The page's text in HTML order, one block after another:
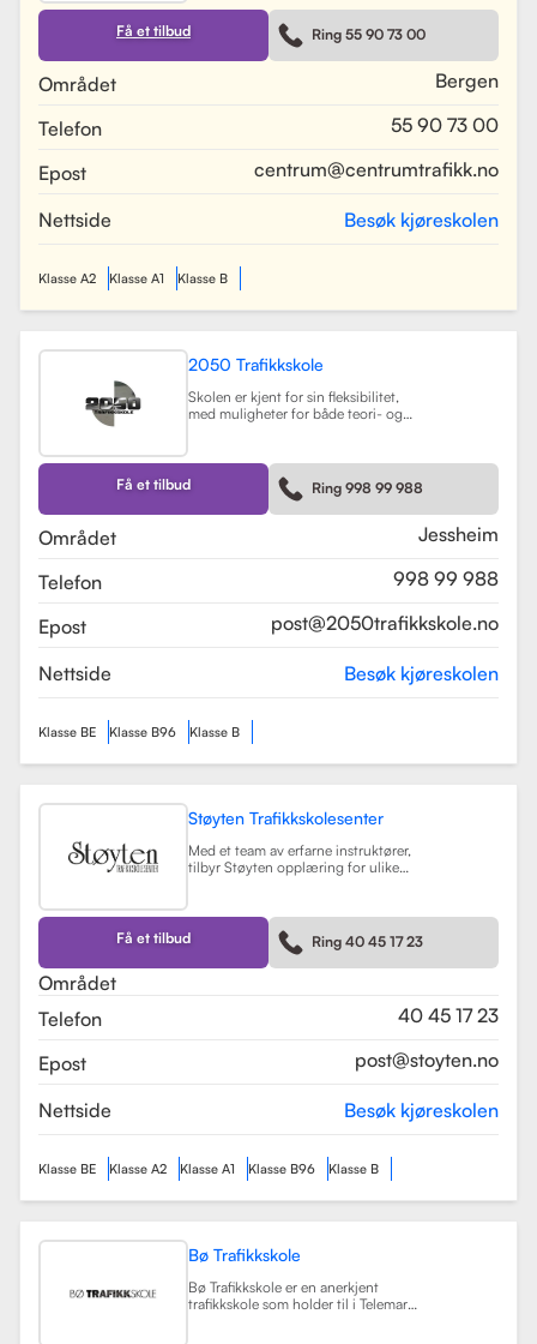
for førerkort i alle klasser, og har et
team av 30 dyktige kjørelærere som
gir undervisning i et trygt og vennlig
miljø. Med lokaler i Bergen sentrum,
elevene best mulig til oppkjøring.
Gjennom en kombinasjon av teori
gjøre prosessen med å ta førerkort
både enkel og trygg for alle elever.
Få et tilbud Ring 55 90 73 00
Området
Bergen
Telefon
55 90 73 00
Epost
centrum@centrumtrafikk.no
Nettside Besøk kjøreskolen
Klasse A2 Klasse A1 Klasse B
2050 Trafikkskole
Skolen er kjent for sin fleksibilitet,
med muligheter for både teori- og
undervisningsmetoder og et
engasjert team, har 2050
Trafikkskole som mål å hjelpe elever
med å bli trygge og kompetente
Få et tilbud Ring 998 99 988
Området
Jessheim
Telefon
998 99 988
Epost
post@2050trafikkskole.no
Nettside Besøk kjøreskolen
Klasse BE Klasse B96 Klasse B
Støyten Trafikkskolesenter
Med et team av erfarne instruktører,
tilbyr Støyten opplæring for ulike
kurs som trafikalt grunnkurs og
mørkekjøring. Skolen er kjent for sin
fleksibilitet og tilpasning til elevenes
behov, noe som gjør
Få et tilbud Ring 40 45 17 23
Området
Telefon
40 45 17 23
Epost
post@stoyten.no
Nettside Besøk kjøreskolen
Klasse BE Klasse A2 Klasse A1 Klasse B96 Klasse B
Bø Trafikkskole
Bø Trafikkskole er en anerkjent
trafikkskole som holder til i Telemark,